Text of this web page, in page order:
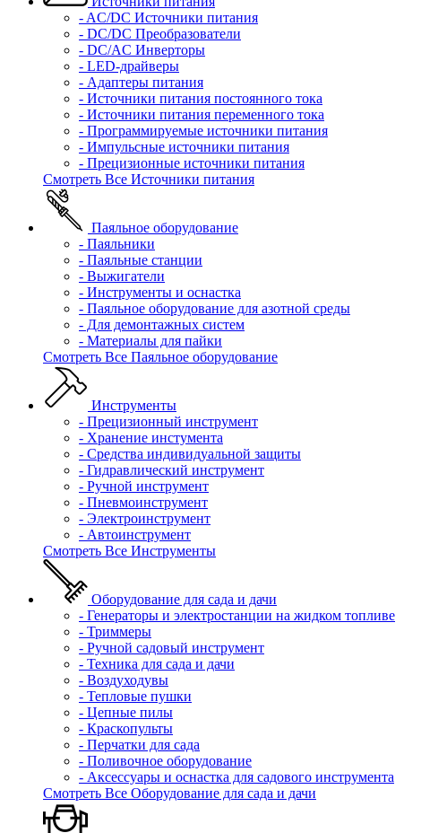
- AC/DC Источники питания
- DC/DC Преобразователи
- DC/AC Инверторы
- LED-драйверы
- Адаптеры питания
- Источники питания постоянного тока
- Источники питания переменного тока
- Программируемые источники питания
- Импульсные источники питания
- Прецизионные источники питания
Смотреть Все Источники питания
Паяльное оборудование
- Паяльники
- Паяльные станции
- Выжигатели
- Инструменты и оснастка
- Паяльное оборудование для азотной среды
- Для демонтажных систем
- Материалы для пайки
Смотреть Все Паяльное оборудование
Инструменты
- Прецизионный инструмент
- Хранение инстумента
- Средства индивидуальной защиты
- Гидравлический инструмент
- Ручной инструмент
- Пневмоинструмент
- Электроинструмент
- Автоинструмент
Смотреть Все Инструменты
Оборудование для сада и дачи
- Генераторы и электростанции на жидком топливе
- Триммеры
- Ручной садовый инструмент
- Техника для сада и дачи
- Воздуходувы
- Тепловые пушки
- Цепные пилы
- Краскопульты
- Перчатки для сада
- Поливочное оборудование
- Аксессуары и оснастка для садового инструмента
Смотреть Все Оборудование для сада и дачи